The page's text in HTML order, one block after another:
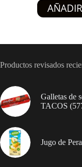
Orange
Satsuma
Aloe
(70
g)
AÑADIR
Productos revisados
Galletas de
TACOS
Jugo de